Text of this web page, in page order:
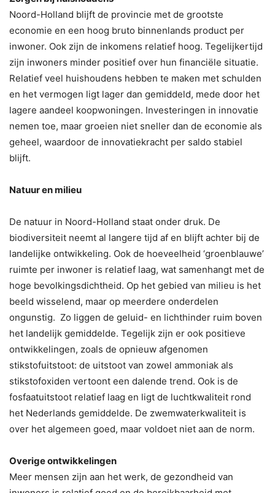
Noord-Holland blijft de provincie met de grootste
economie en een hoog bruto binnenlands product per
inwoner. Ook zijn de inkomens relatief hoog. Tegelijkertijd
zijn inwoners minder positief over hun financiële situatie.
Relatief veel huishoudens hebben te maken met schulden
en het vermogen ligt lager dan gemiddeld, mede door het
lagere aandeel koopwoningen. Investeringen in innovatie
nemen toe, maar groeien niet sneller dan de economie als
geheel, waardoor de innovatiekracht per saldo stabiel
blijft.
Natuur en milieu
De natuur in Noord-Holland staat onder druk. De
biodiversiteit neemt al langere tijd af en blijft achter bij de
landelijke ontwikkeling. Ook de hoeveelheid ‘groenblauwe’
ruimte per inwoner is relatief laag, wat samenhangt met de
hoge bevolkingsdichtheid. Op het gebied van milieu is het
beeld wisselend, maar op meerdere onderdelen
ongunstig. Zo liggen de geluid- en lichthinder ruim boven
het landelijk gemiddelde. Tegelijk zijn er ook positieve
ontwikkelingen, zoals de opnieuw afgenomen
stikstofuitstoot: de uitstoot van zowel ammoniak als
stikstofoxiden vertoont een dalende trend. Ook is de
fosfaatuitstoot relatief laag en ligt de luchtkwaliteit rond
het Nederlands gemiddelde. De zwemwaterkwaliteit is
over het algemeen goed, maar voldoet niet aan de norm.
Overige ontwikkelingen
Meer mensen zijn aan het werk, de gezondheid van